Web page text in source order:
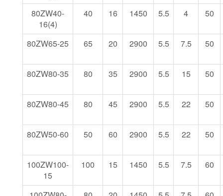
80ZW40-
16(4)
40 16 1450 5.5 4 50
80ZW65-25 65 20 2900 5.5 7.5 50
80ZW80-35 80 35 2900 5.5 15 50
80ZW80-45 80 45 2900 5.5 22 50
80ZW50-60 50 60 2900 5.5 22 50
100ZW100-
15
100 15 1450 5.5 7.5 60